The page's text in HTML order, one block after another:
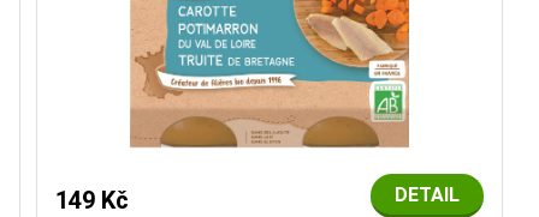
DETAIL
149 Kč